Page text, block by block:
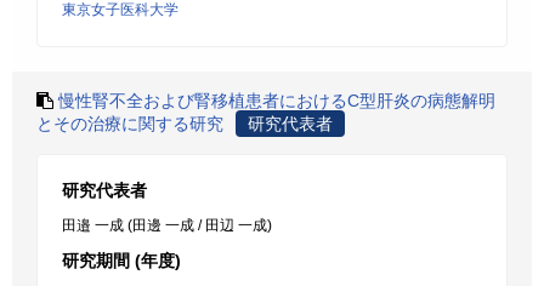
東京女子医科大学
慢性腎不全および腎移植患者におけるC型肝炎の病態解明
とその治療に関する研究
研究代表者
研究代表者
田邉 一成 (田邊 一成 / 田辺 一成)
研究期間 (年度)